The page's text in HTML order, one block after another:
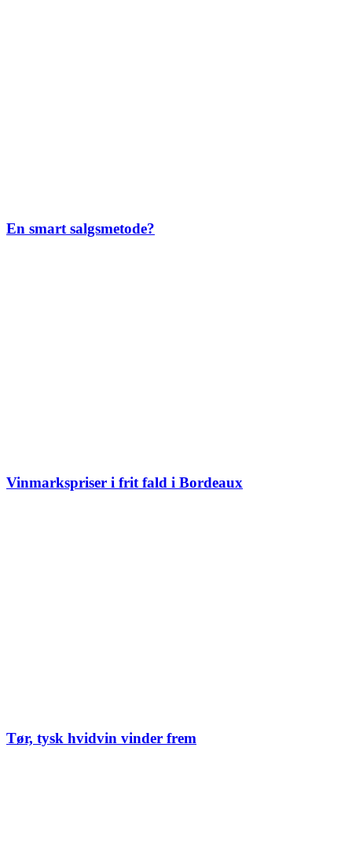
En smart salgsmetode?
Vinmarkspriser i frit fald i Bordeaux
Tør, tysk hvidvin vinder frem